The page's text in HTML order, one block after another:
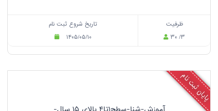
تاریخ شروع ثبت نام
۱۴۰۵/۰۵/۱۰
ظرفیت
۳۰ /۳
پایان ثبت نام